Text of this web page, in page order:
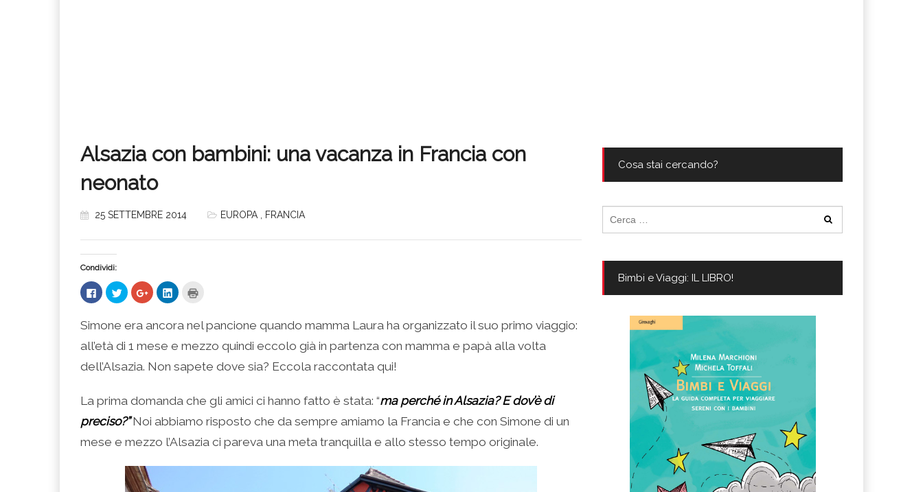
Alsazia con bambini: una vacanza in Francia con
neonato
25 SETTEMBRE 2014 EUROPA FRANCIA
Condividi:
Fai
clic
su
Facebook
(Si
apre
una
nuova
Fai
clic
condividere
su
Twitter
(Si
in
una
Fai
clic
condividere
su
(Si
in
una
Fai
clic
condividere
su
(Si
in
una
stampare
(Si
in
nuova
finestra)
Simone era ancora nel pancione quando mamma Laura ha organizzato il suo primo viaggio:
all’età di 1 mese e mezzo quindi eccolo già in partenza con mamma e papà alla volta
dell’Alsazia. Non sapete dove sia? Eccola raccontata qui!
La prima domanda che gli amici ci hanno fatto è stata: “ma perché in Alsazia? E dov’è di
preciso?” Noi abbiamo risposto che da sempre amiamo la Francia e che con Simone di un
mese e mezzo l’Alsazia ci pareva una meta tranquilla e allo stesso tempo originale.
Cosa stai cercando?
per:
Bimbi e Viaggi: IL LIBRO!